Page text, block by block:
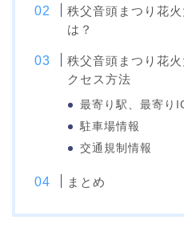
秩父音頭まつり花
は？
秩父音頭まつり花
クセス方法
最寄り駅、最寄り
駐車場情報
交通規制情報
まとめ